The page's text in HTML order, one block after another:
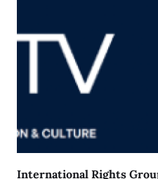
International Rights